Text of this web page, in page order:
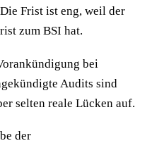
Frist ist eng, weil der
zum BSI hat.
bei
Audits sind
selten reale Lücken auf.
der